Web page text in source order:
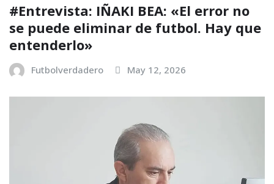
#Entrevista: IÑAKI BEA: «El error no
se puede eliminar de futbol. Hay que
entenderlo»
Futbolverdadero May 12, 2026